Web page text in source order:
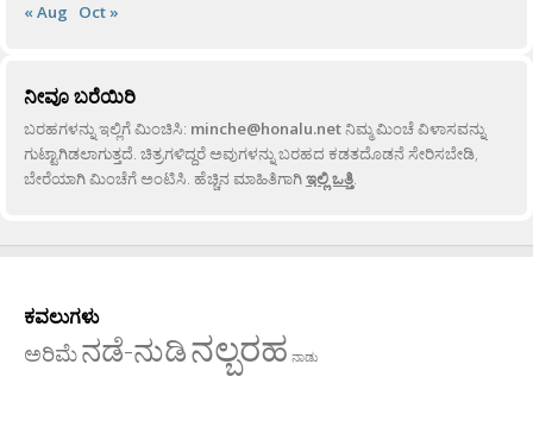
« Aug
Oct »
ನೀವೂ ಬರೆಯಿರಿ
ಬರಹಗಳನ್ನು ಇಲ್ಲಿಗೆ ಮಿಂಚಿಸಿ: minche@honalu.netನಿಮ್ಮ ಮಿಂಚೆ ವಿಳಾಸವನ್ನು
ಗುಟ್ಟಾಗಿಡಲಾಗುತ್ತದೆ. ಚಿತ್ರಗಳಿದ್ದರೆ ಅವುಗಳನ್ನು ಬರಹದ ಕಡತದೊಡನೆ ಸೇರಿಸಬೇಡಿ,
ಬೇರೆಯಾಗಿ ಮಿಂಚೆಗೆ ಅಂಟಿಸಿ. ಹೆಚ್ಚಿನ ಮಾಹಿತಿಗಾಗಿಇಲ್ಲಿ ಒತ್ತಿ.
ಕವಲುಗಳು
ಅರಿಮೆನಡೆ-ನುಡಿನಲ್ಬರಹ ನಾಡು